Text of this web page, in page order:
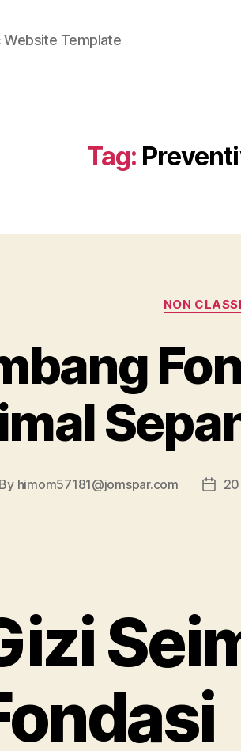
Website Template
Tag:
NON
By himom57181@jomspar.com
Post